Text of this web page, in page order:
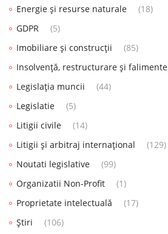
Energie și resurse naturale
(18)
GDPR
(5)
Imobiliare și construcții
(85)
Insolvență, restructurare și falimente
Legislația muncii
(44)
Legislatie
(5)
Litigii civile
(14)
Litigii și arbitraj internațional
(129)
Noutati legislative
(99)
Organizatii Non-Profit
(1)
Proprietate intelectuală
(17)
Știri
(106)